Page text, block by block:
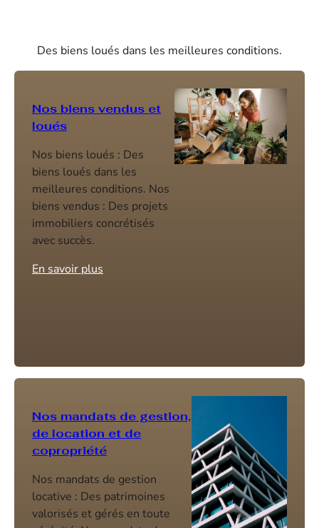
Des biens loués dans les meilleures conditions.
Nos biens vendus et
loués
Nos biens loués : Des
biens loués dans les
meilleures conditions. Nos
biens vendus : Des projets
immobiliers concrétisés
avec succès.
En savoir plus
Nos mandats de gestion,
de location et de
copropriété
Nos mandats de gestion
locative : Des patrimoines
valorisés et gérés en toute